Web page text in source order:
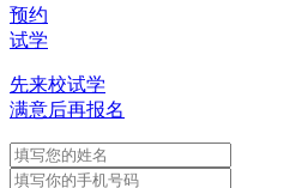
预约
试学
先来校试学
满意后再报名